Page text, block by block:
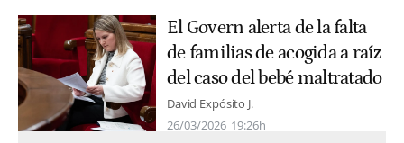
El Govern alerta de la falta
de familias de acogida a raíz
del caso del bebé maltratado
David Expósito J.
26/03/2026 19:26h